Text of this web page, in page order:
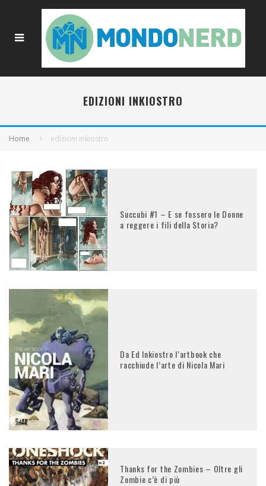
EDIZIONI INKIOSTRO
Home edizioni inkiostro
Succubi #1 – E se fossero le Donne
a reggere i fili della Storia?
Da Ed Inkiostro l’artbook che
racchiude l’arte di Nicola Mari
Thanks for the Zombies – Oltre gli
Zombie c’è di più